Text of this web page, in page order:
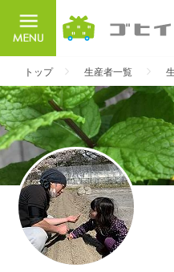
トップ 生産者一覧